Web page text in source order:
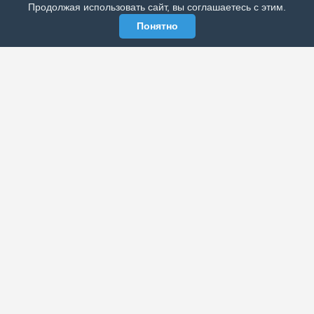
Продолжая использовать сайт, вы соглашаетесь с этим.
Понятно